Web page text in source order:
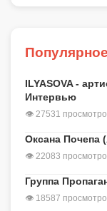
Популярное
ILYASOVA -
Интервью
👁 27531
Оксана Почепа
👁 22083
Группа
👁 18587